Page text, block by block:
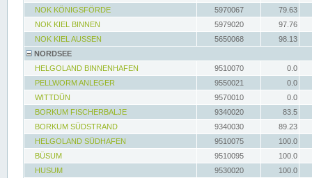
NOK KÖNIGSFÖRDE
5970067
79.63
NOK KIEL BINNEN
5979020
97.76
NOK KIEL AUSSEN
5650068
98.13
NORDSEE
HELGOLAND BINNENHAFEN
9510070
0.0
PELLWORM ANLEGER
9550021
0.0
WITTDÜN
9570010
0.0
BORKUM FISCHERBALJE
9340020
83.5
BORKUM SÜDSTRAND
9340030
89.23
HELGOLAND SÜDHAFEN
9510075
100.0
BÜSUM
9510095
100.0
HUSUM
9530020 100.0